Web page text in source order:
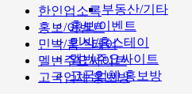
부동산/기타
홍보/이벤트
민박/홈스테이
멜번주요싸이트
고국업체 홍보방
한인업소록
홍보/이벤트
민박/홈스테이
멜번주요싸이트
고국업체 홍보방